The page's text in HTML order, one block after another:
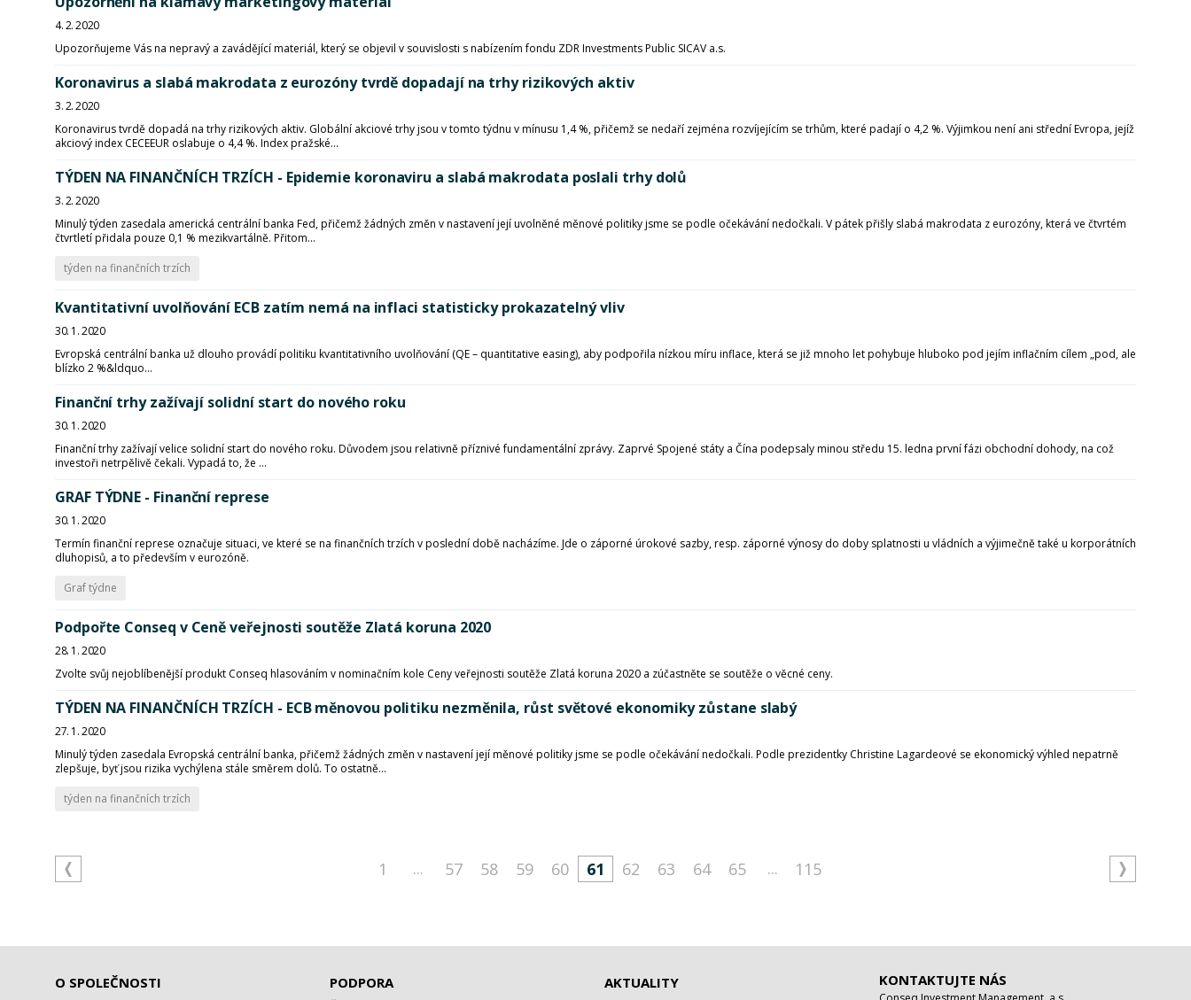
4. 2. 2020
Upozorňujeme Vás na nepravý a zavádějící materiál, který se objevil v souvislosti s nabízením fondu ZDR Investments Public SICAV a.s.
Koronavirus a slabá makrodata z eurozóny tvrdě dopadají na trhy rizikových aktiv
3. 2. 2020
Koronavirus tvrdě dopadá na trhy rizikových aktiv. Globální akciové trhy jsou v tomto týdnu v mínusu 1,4 %, přičemž se nedaří zejména rozvíjejícím se trhům, které padají o 4,2 %. Výjimkou není ani střední Evropa, jejíž
akciový index CECEEUR oslabuje o 4,4 %. Index pražské...
TÝDEN NA FINANČNÍCH TRZÍCH - Epidemie koronaviru a slabá makrodata poslali trhy dolů
3. 2. 2020
Minulý týden zasedala americká centrální banka Fed, přičemž žádných změn v nastavení její uvolněné měnové politiky jsme se podle očekávání nedočkali. V pátek přišly slabá makrodata z eurozóny, která ve čtvrtém
čtvrtletí přidala pouze 0,1 % mezikvartálně. Přitom...
týden na finančních trzích
Kvantitativní uvolňování ECB zatím nemá na inflaci statisticky prokazatelný vliv
30. 1. 2020
Evropská centrální banka už dlouho provádí politiku kvantitativního uvolňování (QE – quantitative easing), aby podpořila nízkou míru inflace, která se již mnoho let pohybuje hluboko pod jejím inflačním cílem „pod, ale
blízko 2 %&ldquo...
Finanční trhy zažívají solidní start do nového roku
30. 1. 2020
Finanční trhy zažívají velice solidní start do nového roku. Důvodem jsou relativně příznivé fundamentální zprávy. Zaprvé Spojené státy a Čína podepsaly minou středu 15. ledna první fázi obchodní dohody, na což
investoři netrpělivě čekali. Vypadá to, že ...
GRAF TÝDNE - Finanční represe
30. 1. 2020
Termín finanční represe označuje situaci, ve které se na finančních trzích v poslední době nacházíme. Jde o záporné úrokové sazby, resp. záporné výnosy do doby splatnosti u vládních a výjimečně také u korporátních
dluhopisů, a to především v eurozóně.
Graf týdne
Podpořte Conseq v Ceně veřejnosti soutěže Zlatá koruna 2020
28. 1. 2020
Zvolte svůj nejoblíbenější produkt Conseq hlasováním v nominačním kole Ceny veřejnosti soutěže Zlatá koruna 2020 a zúčastněte se soutěže o věcné ceny.
TÝDEN NA FINANČNÍCH TRZÍCH - ECB měnovou politiku nezměnila, růst světové ekonomiky zůstane slabý
27. 1. 2020
Minulý týden zasedala Evropská centrální banka, přičemž žádných změn v nastavení její měnové politiky jsme se podle očekávání nedočkali. Podle prezidentky Christine Lagardeové se ekonomický výhled nepatrně
zlepšuje, byť jsou rizika vychýlena stále směrem dolů. To ostatně...
týden na finančních trzích
1 ... 57 58 59 60 61 62 63 64 65 ... 115
O SPOLEČNOSTI PODPORA AKTUALITY KONTAKTUJTE NÁS